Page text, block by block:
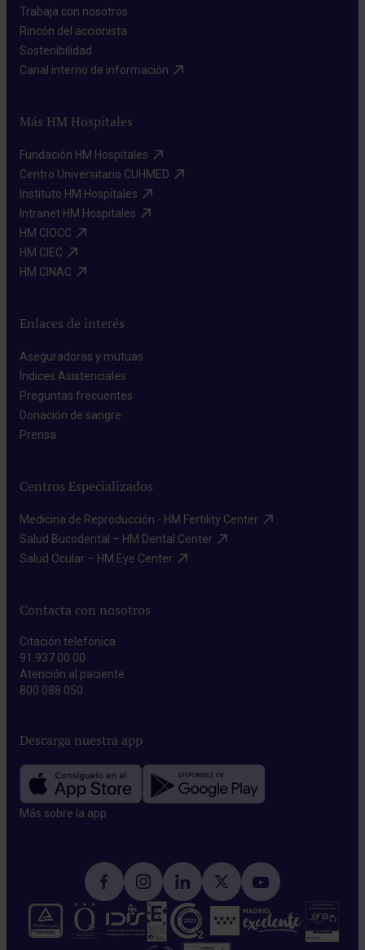
Trabaja con nosotros​
Rincón del accionista​
Sostenibilidad​
Canal interno de información​
Más HM Hospitales
Fundación HM Hospitales​
Centro Universitario CUHMED​
Instituto HM Hospitales​
Intranet HM Hospitales​
HM CIOCC​
HM CIEC​
HM CINAC​
Enlaces de interés
Aseguradoras y mutuas​
Índices Asistenciales​
Preguntas frecuentes​
Donación de sangre​
Prensa​
Centros Especializados
Medicina de Reproducción - HM Fertility Center​
Salud Bucodental – HM Dental Center​
Salud Ocular – HM Eye Center​
Contacta con nosotros
Citación telefónica
91 937 00 00
Atención al paciente
800 088 050
Descarga nuestra app
Más sobre la app​